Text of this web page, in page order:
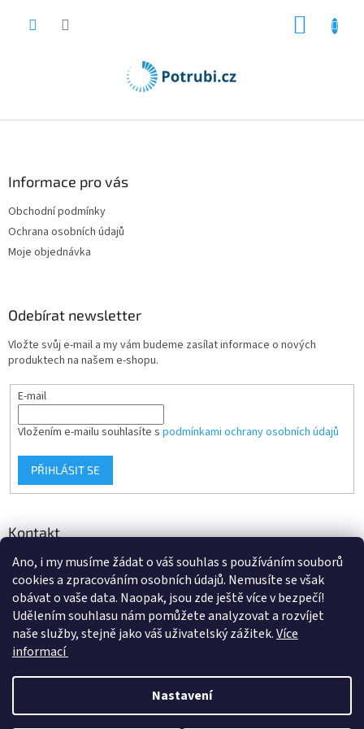
Ano, i my musíme žádat o váš souhlas s používáním souborů
cookies a zpracováním osobních údajů. Nemusíte se však
obávat o vaše data. Naopak, jsou zde ještě více v bezpečí!
Udělením souhlasu nám pomůžete analyzovat a rozvíjet
naše služby, stejně jako váš uživatelský zážitek.Více
informací
Nastavení
Informace pro vás
Obchodní podmínky
Ochrana osobních údajů
Moje objednávka
Odebírat newsletter
Vložte svůj e-mail a my vám budeme zasílat informace o nových
produktech na našem e-shopu.
E-mail
Vložením e-mailu souhlasíte s podmínkami ochrany osobních údajů
PŘIHLÁSIT SE
Kontakt
info@d-klima.cz
+420 517 357 288